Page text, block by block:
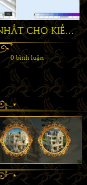
TOP 14 CÔNG CỤ AI MẠNH NHẤT CHO KIẾN TRÚC SƯ NĂM 2026
0 bình luận